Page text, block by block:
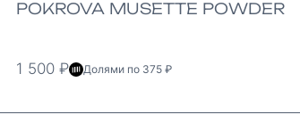
POKROVA MUSETTE POWDER
1 500 ₽ Долями по 375 ₽